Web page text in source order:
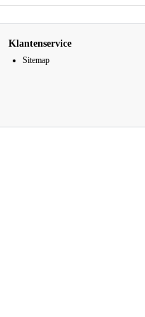
Klantenservice
Sitemap